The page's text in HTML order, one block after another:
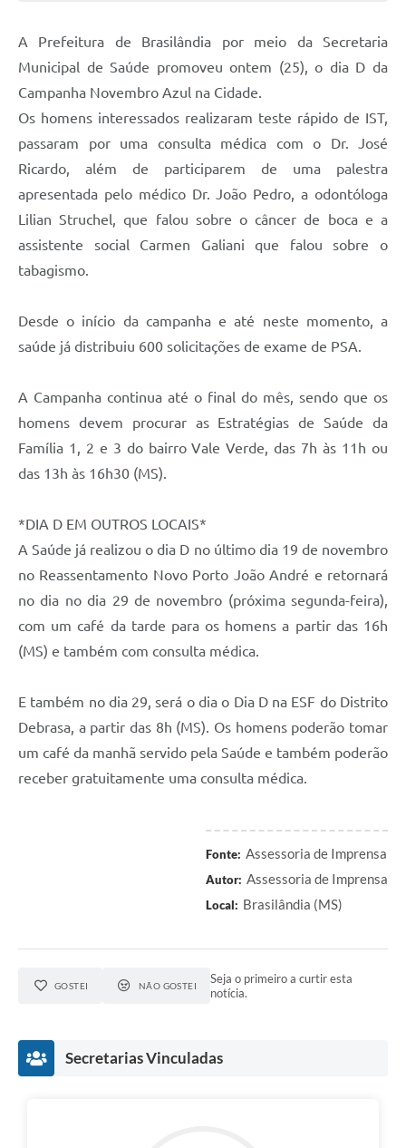
A Prefeitura de Brasilândia por meio da Secretaria
Municipal de Saúde promoveu ontem (25), o dia D da
Campanha Novembro Azul na Cidade.
Os homens interessados realizaram teste rápido de IST,
passaram por uma consulta médica com o Dr. José
Ricardo, além de participarem de uma palestra
apresentada pelo médico Dr. João Pedro, a odontóloga
Lilian Struchel, que falou sobre o câncer de boca e a
assistente social Carmen Galiani que falou sobre o
tabagismo.
Desde o início da campanha e até neste momento, a
saúde já distribuiu 600 solicitações de exame de PSA.
A Campanha continua até o final do mês, sendo que os
homens devem procurar as Estratégias de Saúde da
Família 1, 2 e 3 do bairro Vale Verde, das 7h às 11h ou
das 13h às 16h30 (MS).
*DIA D EM OUTROS LOCAIS*
A Saúde já realizou o dia D no último dia 19 de novembro
no Reassentamento Novo Porto João André e retornará
no dia no dia 29 de novembro (próxima segunda-feira),
com um café da tarde para os homens a partir das 16h
(MS) e também com consulta médica.
E também no dia 29, será o dia o Dia D na ESF do Distrito
Debrasa, a partir das 8h (MS). Os homens poderão tomar
um café da manhã servido pela Saúde e também poderão
receber gratuitamente uma consulta médica.
Fonte: Assessoria de Imprensa
Autor: Assessoria de Imprensa
Local: Brasilândia (MS)
GOSTEI NÃO GOSTEI
Seja o primeiro a curtir esta
notícia.
Secretarias Vinculadas